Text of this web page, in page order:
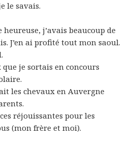
le savais.
heureuse, j’avais beaucoup de
J’en ai profité tout mon saoul.
que je sortais en concours
les chevaux en Auvergne
réjouissantes pour les
(mon frère et moi).